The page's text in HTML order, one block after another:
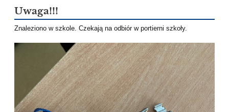
Uwaga!!!
Znaleziono w szkole. Czekają na odbiór w portierni szkoły.